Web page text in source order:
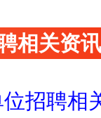
相关资
招聘相